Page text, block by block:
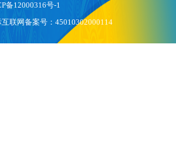
备12000316号-1
互联网备案号：45010302000114